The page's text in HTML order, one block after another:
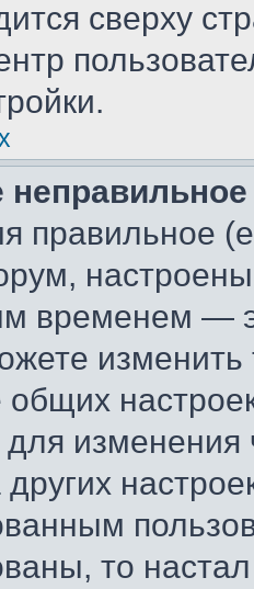
сверху
правильное
настроены
временем —
изменить
общих
изменения
то